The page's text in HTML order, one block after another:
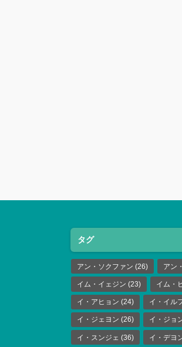
タグ
アン・ソクファン (26) アン
イム・イェジン (23) イム・
イ・アヒョン (24) イ・イル
イ・ジェヨン (26) イ・ジョ
イ・スンジェ (36) イ・デヨ